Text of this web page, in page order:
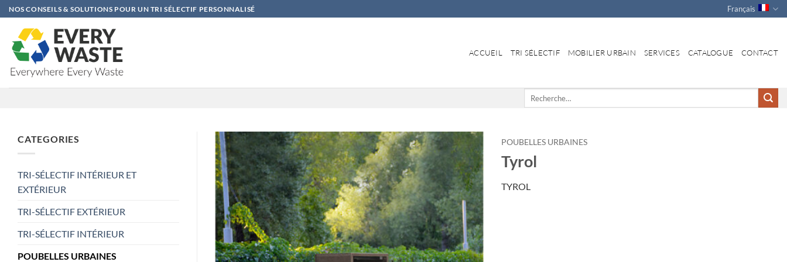
Passer
au
contenu
NOS CONSEILS & SOLUTIONS POUR UN TRI SÉLECTIF PERSONNALISÉ Français
ACCUEIL TRI SÉLECTIF MOBILIER URBAIN SERVICES CATALOGUE CONTACT
CATEGORIES
TRI-SÉLECTIF INTÉRIEUR ET
EXTÉRIEUR
TRI-SÉLECTIF EXTÉRIEUR
TRI-SÉLECTIF INTÉRIEUR
POUBELLES URBAINES
POUBELLES URBAINES
Tyrol
TYROL